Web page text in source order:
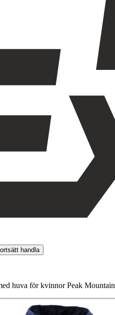
handla
huva för kvinnor Peak Mountain